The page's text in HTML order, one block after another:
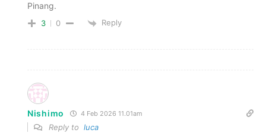
Pinang.
3 0 Reply
Nishimo 4 Feb 2026 11.01am
Reply to luca